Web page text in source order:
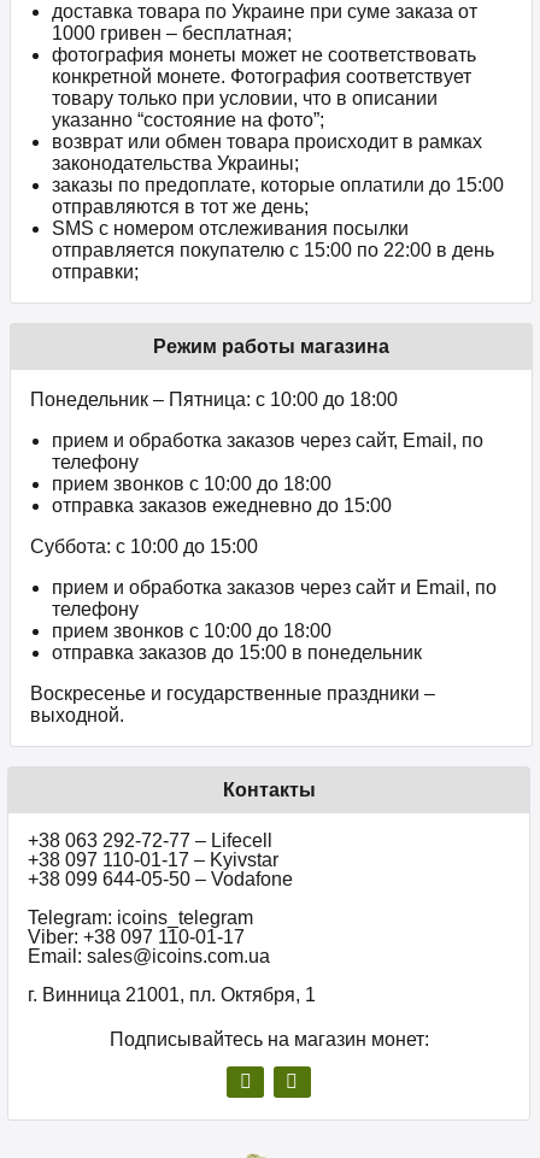
доставка товара по Украине при суме заказа от
1000 гривен – бесплатная;
фотография монеты может не соответствовать
конкретной монете. Фотография соответствует
товару только при условии, что в описании
указанно “состояние на фото”;
возврат или обмен товара происходит в рамках
законодательства Украины;
заказы по предоплате, которые оплатили до 15:00
отправляются в тот же день;
SMS с номером отслеживания посылки
отправляется покупателю с 15:00 по 22:00 в день
отправки;
Режим работы магазина
Понедельник – Пятница: с 10:00 до 18:00
прием и обработка заказов через сайт, Email, по
телефону
прием звонков c 10:00 до 18:00
отправка заказов ежедневно до 15:00
Суббота: с 10:00 до 15:00
прием и обработка заказов через сайт и Email, по
телефону
прием звонков c 10:00 до 18:00
отправка заказов до 15:00 в понедельник
Воскресенье и государственные праздники –
выходной.
Контакты
+38 063 292-72-77 – Lifecell
+38 097 110-01-17 – Kyivstar
+38 099 644-05-50 – Vodafone
Telegram: icoins_telegram
Viber: +38 097 110-01-17
Email: sales@icoins.com.ua
г. Винница 21001, пл. Октября, 1
Подписывайтесь на магазин монет: